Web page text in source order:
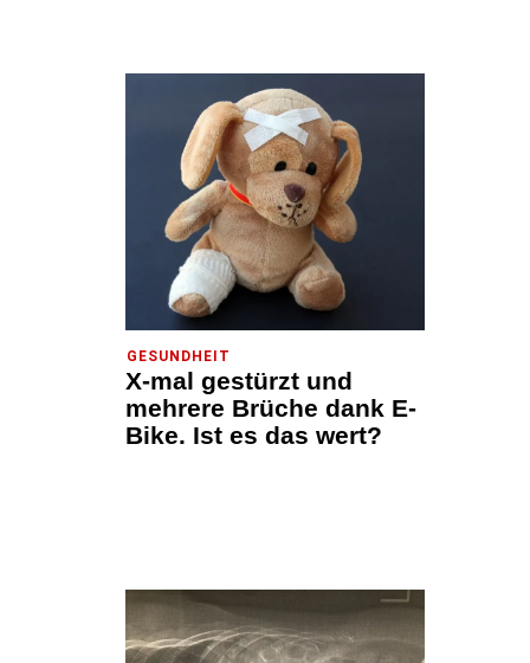
GESUNDHEIT
X-mal gestürzt und
mehrere Brüche dank E-
Bike. Ist es das wert?